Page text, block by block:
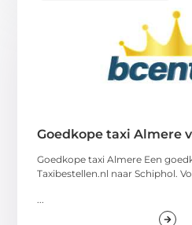
Goedkope taxi Almere
Goedkope taxi Almere Een
Taxibestellen.nl naar Schiphol.